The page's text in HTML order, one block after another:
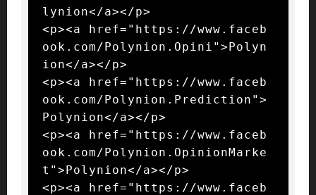
lynion</a></p>
<p><a href="https://www.faceb
ook.com/Polynion.Opini">Polyn
ion</a></p>
<p><a href="https://www.faceb
ook.com/Polynion.Prediction">
Polynion</a></p>
<p><a href="https://www.faceb
ook.com/Polynion.OpinionMarke
t">Polynion</a></p>
<p><a href="https://www.faceb